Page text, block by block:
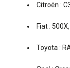
Citroën :
Fiat :
Toyota :